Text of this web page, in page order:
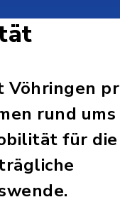
Vöhringen
rund
für die